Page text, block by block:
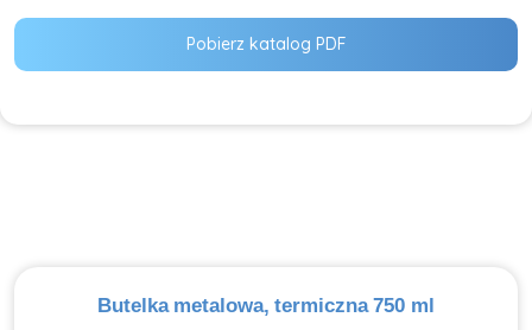
Pobierz katalog PDF
Butelka metalowa, termiczna 750 ml